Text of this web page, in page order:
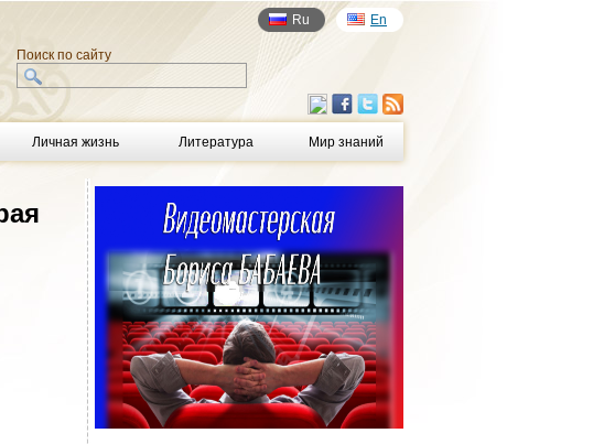
Ru En
Поиск по сайту
Личная жизнь Литература Мир знаний